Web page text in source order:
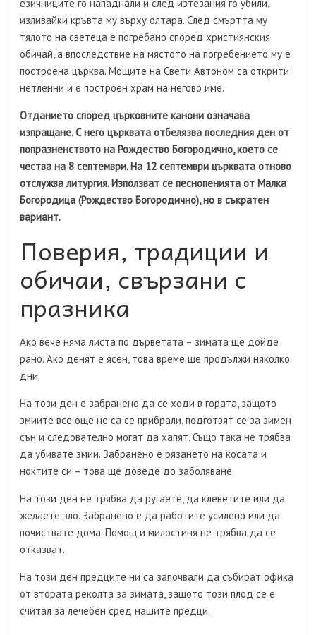
езичниците го нападнали и след изтезания го убили,
изливайки кръвта му върху олтара. След смъртта му
тялото на светеца е погребано според християнския
обичай, а впоследствие на мястото на погребението му е
построена църква. Мощите на Свети Автоном са открити
нетленни и е построен храм на негово име.
Отданието според църковните канони означава
изпращане. С него църквата отбелязва последния ден от
попразненството на Рождество Богородично, което се
чества на 8 септември. На 12 септември църквата отново
отслужва литургия. Използват се песнопенията от Малка
Богородица (Рождество Богородично), но в съкратен
вариант.
Поверия, традиции и
обичаи, свързани с
празника
Ако вече няма листа по дърветата – зимата ще дойде
рано. Ако денят е ясен, това време ще продължи няколко
дни.
На този ден е забранено да се ходи в гората, защото
змиите все още не са се прибрали, подготвят се за зимен
сън и следователно могат да хапят. Също така не трябва
да убивате змии. Забранено е рязането на косата и
ноктите си – това ще доведе до заболяване.
На този ден не трябва да ругаете, да клеветите или да
желаете зло. Забранено е да работите усилено или да
почиствате дома. Помощ и милостиня не трябва да се
отказват.
На този ден предците ни са започвали да събират офика
от втората реколта за зимата, защото този плод се е
считал за лечебен сред нашите предци.